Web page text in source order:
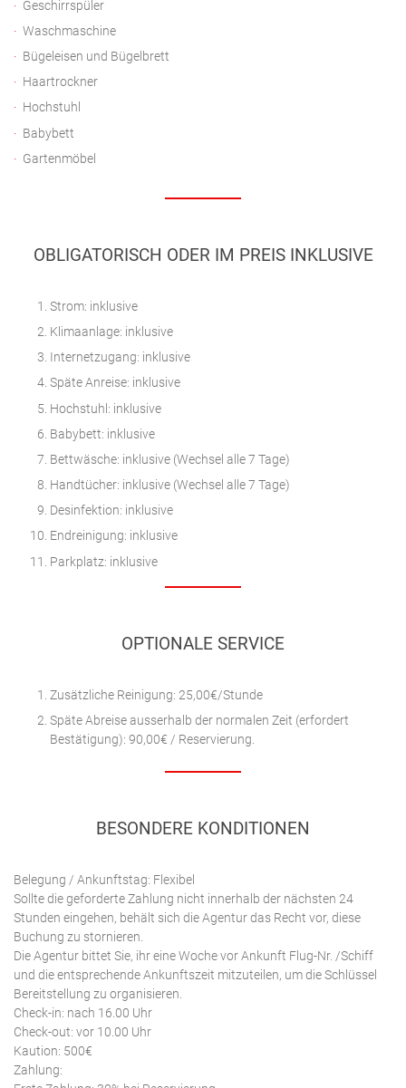
Geschirrspüler
Waschmaschine
Bügeleisen und Bügelbrett
Haartrockner
Hochstuhl
Babybett
Gartenmöbel
OBLIGATORISCH ODER IM PREIS INKLUSIVE
Strom: inklusive
Klimaanlage: inklusive
Internetzugang: inklusive
Späte Anreise: inklusive
Hochstuhl: inklusive
Babybett: inklusive
Bettwäsche: inklusive (Wechsel alle 7 Tage)
Handtücher: inklusive (Wechsel alle 7 Tage)
Desinfektion: inklusive
Endreinigung: inklusive
Parkplatz: inklusive
OPTIONALE SERVICE
Zusätzliche Reinigung: 25,00€/Stunde
Späte Abreise ausserhalb der normalen Zeit (erfordert
Bestätigung): 90,00€ / Reservierung.
BESONDERE KONDITIONEN
Belegung / Ankunftstag: Flexibel
Sollte die geforderte Zahlung nicht innerhalb der nächsten 24
Stunden eingehen, behält sich die Agentur das Recht vor, diese
Buchung zu stornieren.
Die Agentur bittet Sie, ihr eine Woche vor Ankunft Flug-Nr. /Schiff
und die entsprechende Ankunftszeit mitzuteilen, um die Schlüssel
Bereitstellung zu organisieren.
Check-in: nach 16.00 Uhr
Check-out: vor 10.00 Uhr
Kaution: 500€
Zahlung: